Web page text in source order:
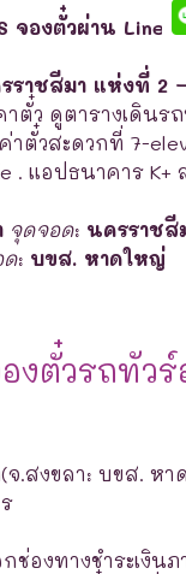
จองตั๋วผ่าน Line
รราชสีมา แห่งที่
าตั๋ว ดูตารางเดินร
าตั๋วสะดวกที่ 7-
. แอปธนาคาร
จุดจอด: นครราชสี
ด: บขส. หาดใหญ่
งตั๋วรถทัว
.สงขลา: บขส. หา
กช่องทางชำระเงิน